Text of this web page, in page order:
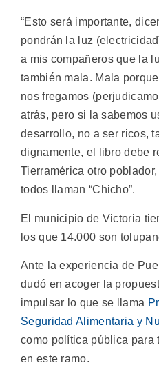
“Esto será importante,
pondrán la luz
a mis compañeros que la
también mala. Mala
nos fregamos
atrás, pero si la sabemos
desarrollo, no a ser ricos,
dignamente, el libro debe
Tierramérica otro
todos llaman “Chicho”.
El municipio de Victoria
los que 14.000 son
Ante la experiencia de
dudó en acoger la
impulsar lo que se llama
Seguridad Alimentaria y
como política pública para
en este ramo.